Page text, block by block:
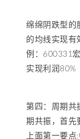
绵绵阴跌型的
的均线实现
例：600331
实现利润80%
第四：周期共
期共振，首先
上面第一要